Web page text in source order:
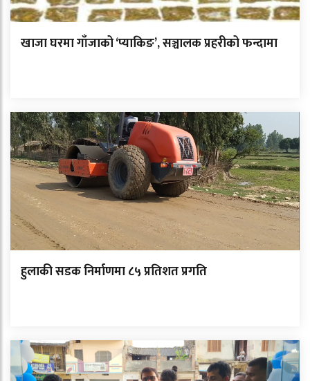
खाजा घरमा गाँजाको ‘प्याकिङ’, सञ्चालक प्रहरीको फन्दामा
हुलाकी सडक निर्माणमा ८५ प्रतिशत प्रगति